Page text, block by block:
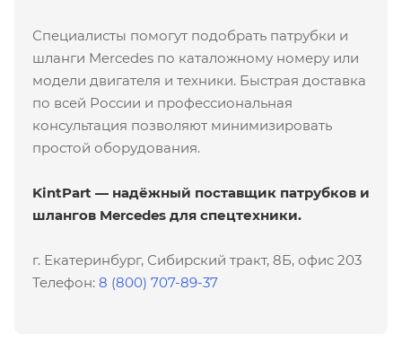
Специалисты помогут подобрать патрубки и
шланги Mercedes по каталожному номеру или
модели двигателя и техники. Быстрая доставка
по всей России и профессиональная
консультация позволяют минимизировать
простой оборудования.
KintPart — надёжный поставщик патрубков и
шлангов Mercedes для спецтехники.
г. Екатеринбург, Сибирский тракт, 8Б, офис 203
Телефон: 8 (800) 707-89-37